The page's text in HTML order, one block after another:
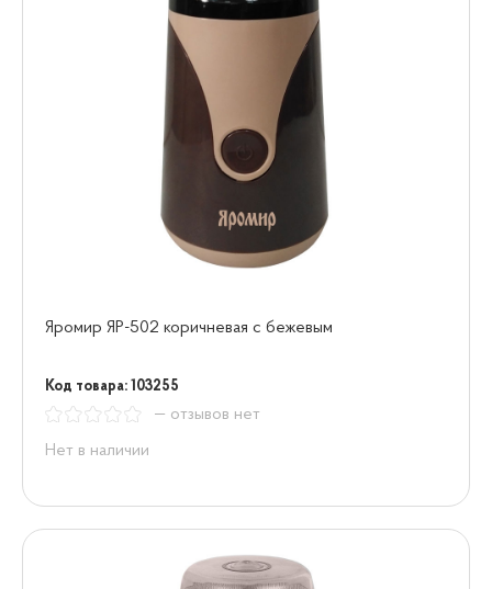
Яромир ЯР-502 коричневая с бежевым
Код товара: 103255
— отзывов нет
Нет в наличии